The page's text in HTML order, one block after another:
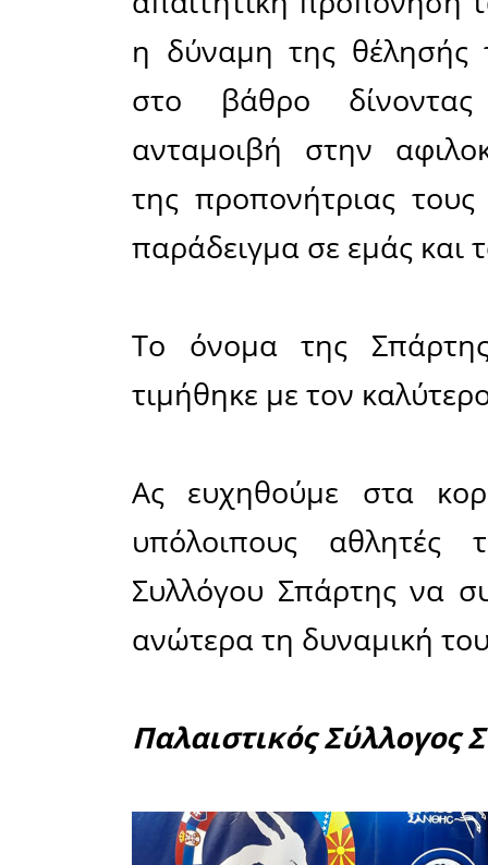
την
Η
50 κιλών
της